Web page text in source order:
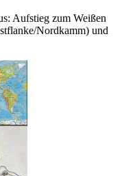
Aufstieg zum Weißen
Nordkamm) und